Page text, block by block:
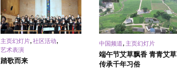
主页幻灯片 社区活动
艺术表演
踏歌而来
中国频道 主页幻灯片
端午节艾草飘香 青青艾草
传承千年习俗